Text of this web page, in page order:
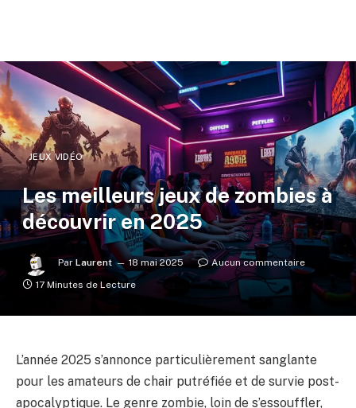
JEUX VIDÉO
Les meilleurs jeux de zombies à
découvrir en 2025
Par Laurent 18 mai 2025
Aucun commentaire
17 Minutes de Lecture
L’année 2025 s’annonce particulièrement sanglante
pour les amateurs de chair putréfiée et de survie post-
apocalyptique. Le genre zombie, loin de s’essouffler,